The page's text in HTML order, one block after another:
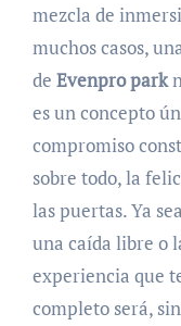
mezcla de
muchos casos,
de Evenpro park
es un concepto
compromiso
sobre todo, la
las puertas. Ya
una caída libre o
experiencia que
completo será,